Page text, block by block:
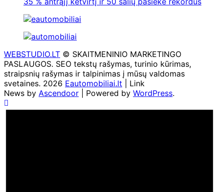
WEBSTUDIO.LT © SKAITMENINIO MARKETINGO
PASLAUGOS. SEO tekstų rašymas, turinio kūrimas,
straipsnių rašymas ir talpinimas į mūsų valdomas
svetaines. 2026 Eautomobiliai.lt | Link
News by Ascendoor | Powered by WordPress.